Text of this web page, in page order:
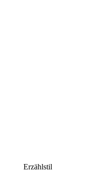
Erzählstil